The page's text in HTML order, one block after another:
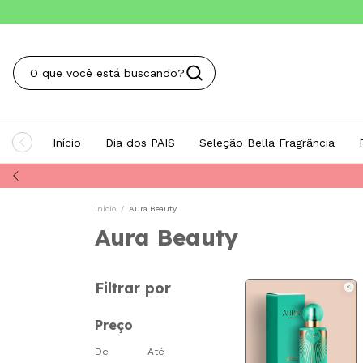
Início Dia dos PAIS Seleção Bella Fragrância
Início / Aura Beauty
Aura Beauty
Filtrar por
Preço
De Até